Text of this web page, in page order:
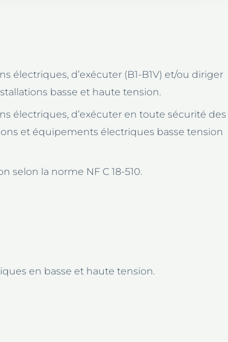
électriques, d’exécuter (B1-B1V) et/ou diriger
basse et haute tension.
électriques, d’exécuter en toute sécurité des
et équipements électriques basse tension
selon la norme NF C 18-510.
en basse et haute tension.